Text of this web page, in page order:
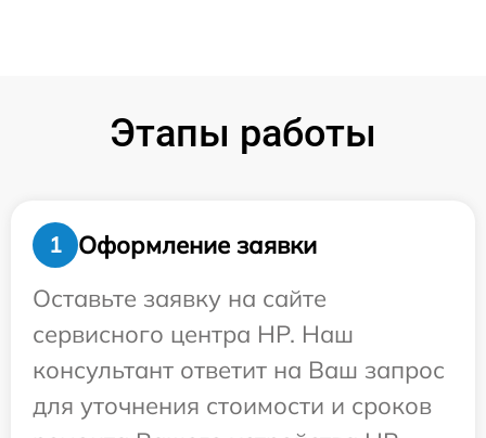
Этапы работы
1
Оформление заявки
Оставьте заявку на сайте
сервисного центра HP. Наш
консультант ответит на Ваш запрос
для уточнения стоимости и сроков